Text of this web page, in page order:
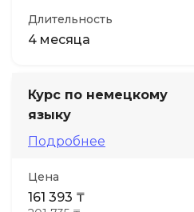
Длительность
4 месяца
Курс по немецкому
языку
Подробнее
Цена
161 393 ₸